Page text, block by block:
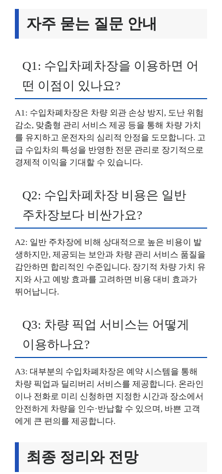
자주 묻는 질문 안내
Q1: 수입차폐차장을 이용하면 어
떤 이점이 있나요?
A1: 수입차폐차장은 차량 외관 손상 방지, 도난 위험
감소, 맞춤형 관리 서비스 제공 등을 통해 차량 가치
를 유지하고 운전자의 심리적 안정을 도모합니다. 고
급 수입차의 특성을 반영한 전문 관리로 장기적으로
경제적 이익을 기대할 수 있습니다.
Q2: 수입차폐차장 비용은 일반
주차장보다 비싼가요?
A2: 일반 주차장에 비해 상대적으로 높은 비용이 발
생하지만, 제공되는 보안과 차량 관리 서비스 품질을
감안하면 합리적인 수준입니다. 장기적 차량 가치 유
지와 사고 예방 효과를 고려하면 비용 대비 효과가
뛰어납니다.
Q3: 차량 픽업 서비스는 어떻게
이용하나요?
A3: 대부분의 수입차폐차장은 예약 시스템을 통해
차량 픽업과 딜리버리 서비스를 제공합니다. 온라인
이나 전화로 미리 신청하면 지정한 시간과 장소에서
안전하게 차량을 인수·반납할 수 있으며, 바쁜 고객
에게 큰 편의를 제공합니다.
최종 정리와 전망